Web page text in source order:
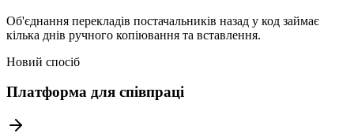
Об'єднання перекладів постачальників назад у код займає
кілька днів ручного копіювання та вставлення.
Новий спосіб
Платформа для співпраці